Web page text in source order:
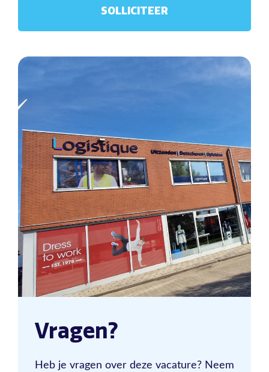
Vragen?
Heb je vragen over deze vacature? Neem